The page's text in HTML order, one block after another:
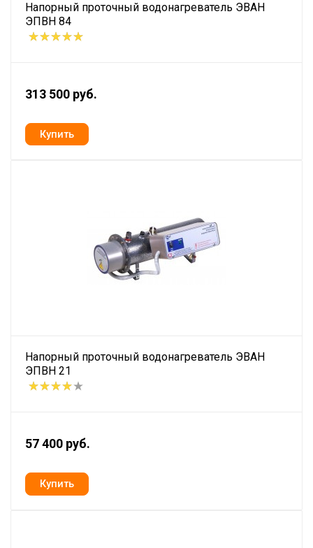
Напорный проточный водонагреватель ЭВАН
ЭПВН 84
313 500 руб.
Напорный проточный водонагреватель ЭВАН
ЭПВН 21
57 400 руб.